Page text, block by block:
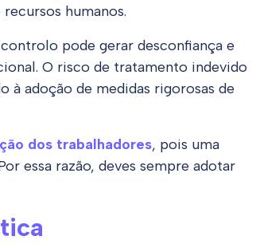
humanos.
controlo pode gerar desconfiança e
O risco de tratamento indevido
à adoção de medidas rigorosas de
dos trabalhadores, pois uma
essa razão, deves sempre adotar